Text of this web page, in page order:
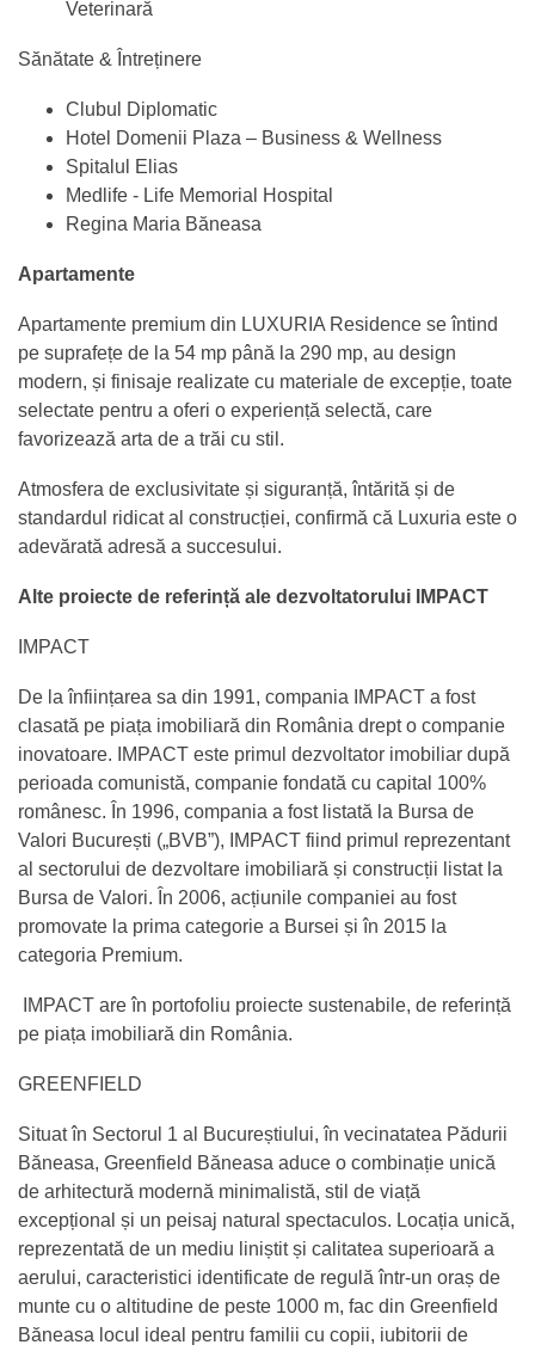
Veterinară
Sănătate & Întreținere
Clubul Diplomatic
Hotel Domenii Plaza – Business & Wellness
Spitalul Elias
Medlife - Life Memorial Hospital
Regina Maria Băneasa
Apartamente
Apartamente premium din LUXURIA Residence se întind
pe suprafețe de la 54 mp până la 290 mp, au design
modern, și finisaje realizate cu materiale de excepție, toate
selectate pentru a oferi o experiență selectă, care
favorizează arta de a trăi cu stil.
Atmosfera de exclusivitate și siguranță, întărită și de
standardul ridicat al construcției, confirmă că Luxuria este o
adevărată adresă a succesului.
Alte proiecte de referință ale dezvoltatorului IMPACT
IMPACT
De la înființarea sa din 1991, compania IMPACT a fost
clasată pe piața imobiliară din România drept o companie
inovatoare. IMPACT este primul dezvoltator imobiliar după
perioada comunistă, companie fondată cu capital 100%
românesc. În 1996, compania a fost listată la Bursa de
Valori București („BVB”), IMPACT fiind primul reprezentant
al sectorului de dezvoltare imobiliară și construcții listat la
Bursa de Valori. În 2006, acțiunile companiei au fost
promovate la prima categorie a Bursei și în 2015 la
categoria Premium.
IMPACT are în portofoliu proiecte sustenabile, de referință
pe piața imobiliară din România.
GREENFIELD
Situat în Sectorul 1 al Bucureștiului, în vecinatatea Pădurii
Băneasa, Greenfield Băneasa aduce o combinație unică
de arhitectură modernă minimalistă, stil de viață
excepțional și un peisaj natural spectaculos. Locația unică,
reprezentată de un mediu liniștit și calitatea superioară a
aerului, caracteristici identificate de regulă într-un oraș de
munte cu o altitudine de peste 1000 m, fac din Greenfield
Băneasa locul ideal pentru familii cu copii, iubitorii de